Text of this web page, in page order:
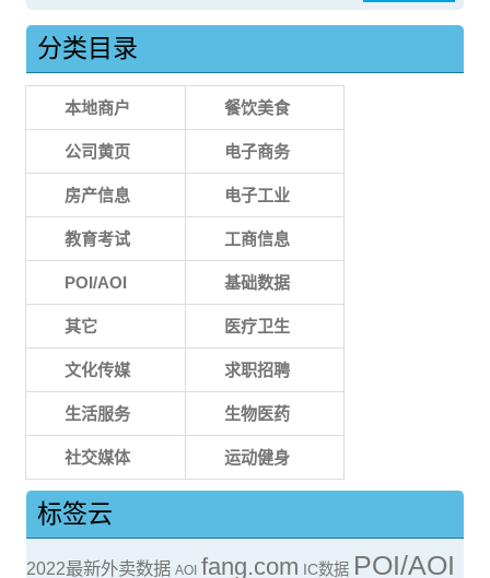
分类目录
本地商户 餐饮美食
公司黄页 电子商务
房产信息 电子工业
教育考试 工商信息
POI/AOI 基础数据
其它 医疗卫生
文化传媒 求职招聘
生活服务 生物医药
社交媒体 运动健身
标签云
2022最新外卖数据 AOI fang.com IC数据 POI/AOI